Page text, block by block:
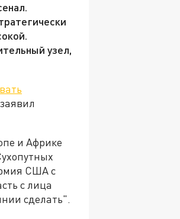
узел,
и Африке
США с
с лица
сделать".